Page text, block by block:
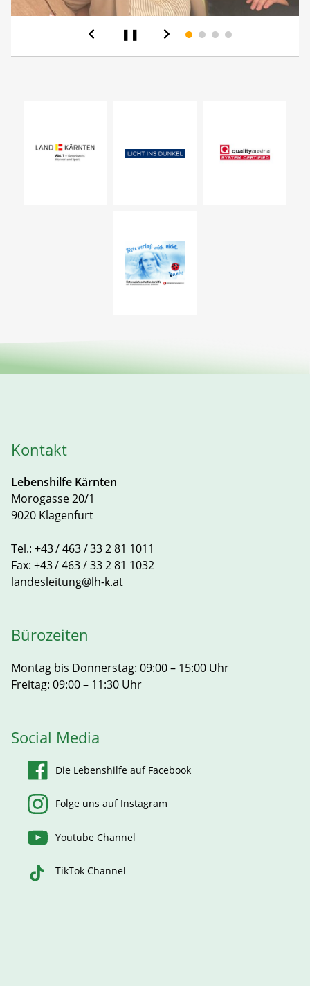
❚❚
Kontakt
Lebenshilfe Kärnten
Morogasse 20/1
9020 Klagenfurt
Tel.: +43 / 463 / 33 2 81 1011
Fax: +43 / 463 / 33 2 81 1032
landesleitung@lh-k.at
Bürozeiten
Montag bis Donnerstag: 09:00 – 15:00 Uhr
Freitag: 09:00 – 11:30 Uhr
Social Media
Die Lebenshilfe auf Facebook
Folge uns auf Instagram
Youtube Channel
TikTok Channel